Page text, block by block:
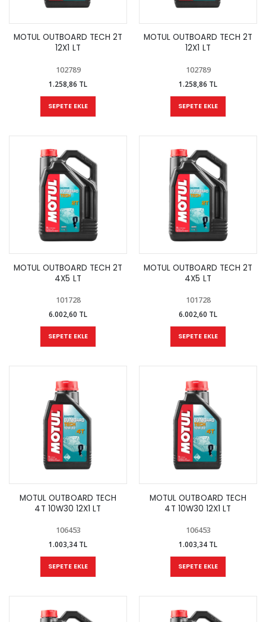
MOTUL OUTBOARD TECH 2T
12X1 LT
102789
1.258,86 TL
SEPETE EKLE
MOTUL OUTBOARD TECH 2T
12X1 LT
102789
1.258,86 TL
SEPETE EKLE
MOTUL OUTBOARD TECH 2T
4X5 LT
101728
6.002,60 TL
SEPETE EKLE
MOTUL OUTBOARD TECH 2T
4X5 LT
101728
6.002,60 TL
SEPETE EKLE
MOTUL OUTBOARD TECH
4T 10W30 12X1 LT
106453
1.003,34 TL
SEPETE EKLE
MOTUL OUTBOARD TECH
4T 10W30 12X1 LT
106453
1.003,34 TL
SEPETE EKLE